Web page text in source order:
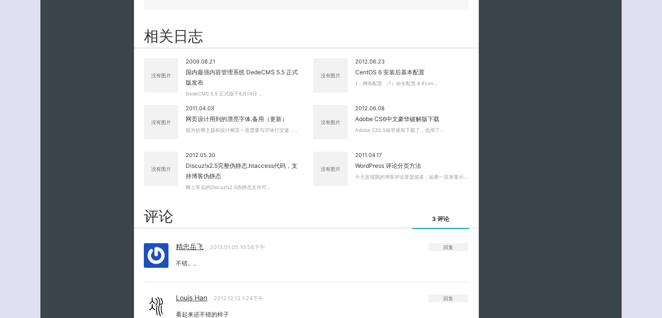
相关日志
没有图片
2009.08.21
国内最强内容管理系统 DedeCMS 5.5 正式
版发布
DedeCMS 5.5 正式版于8月14日 …
没有图片
2012.06.23
CentOS 6 安装后基本配置
1．网络配置 （1）命令配置 # ifcon…
没有图片
2011.04.03
网页设计用到的漂亮字体.备用（更新）
因为折腾主题和设计网页一直需要与字体打交道，…
没有图片
2012.06.08
Adobe CS6中文豪华破解版下载
Adobe CS5.5很早就有下载了，也用了…
没有图片
2012.05.30
Discuz!x2.5完整伪静态.htaccess代码，支
持博客伪静态
网上常见的Discuz!x2.5伪静态文件可…
没有图片
2011.04.17
WordPress 评论分页方法
今天发现我的博客评论算是挺多，如果一页来显示…
评论 3 评论
精忠岳飞 2013.01.05 10:58下午
不错。。
回复
Louis Han 2012.12.13 1:24下午
看起来还不错的样子
回复